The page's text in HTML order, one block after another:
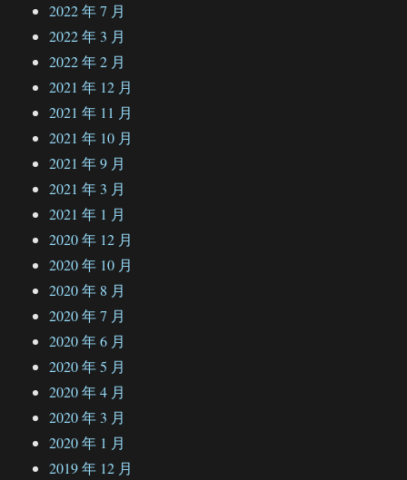
2022 年 7 月
2022 年 3 月
2022 年 2 月
2021 年 12 月
2021 年 11 月
2021 年 10 月
2021 年 9 月
2021 年 3 月
2021 年 1 月
2020 年 12 月
2020 年 10 月
2020 年 8 月
2020 年 7 月
2020 年 6 月
2020 年 5 月
2020 年 4 月
2020 年 3 月
2020 年 1 月
2019 年 12 月